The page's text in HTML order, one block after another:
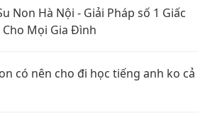
Non Hà Nội - Giải Pháp số 1 Giấc
Cho Mọi Gia Đình
có nên cho đi học tiếng anh ko cả